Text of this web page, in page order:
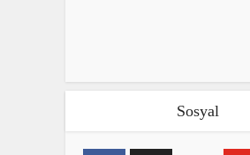
Sosyal